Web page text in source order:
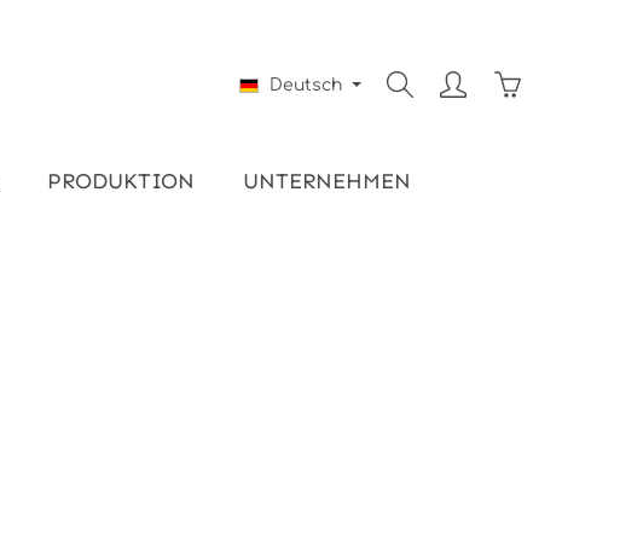
Deutsch
PRODUKTION UNTERNEHMEN